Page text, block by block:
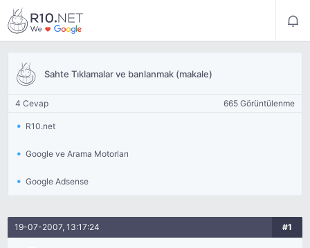
Sahte Tıklamalar ve banlanmak (makale)
4 Cevap 665 Görüntülenme
R10.net
Google ve Arama Motorları
Google Adsense
19-07-2007, 13:17:24 #1